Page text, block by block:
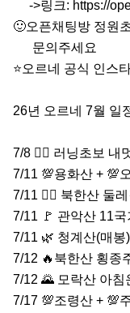
🙂오픈채팅방 정원
⭐️오르네 공식 인스
26년 오르네 7월 일
7/8 🏃‍♀️ 러닝초보 내
7/11 💯용화산 + 💯
7/11 🚶‍♀️ 북한산 둘
7/11 🚩 관악산 11국
7/11 🌿 청계산(매봉)
7/12 🔥북한산 횡종
7/12 🌄 모락산 아침
7/17 💯조령산 + 💯